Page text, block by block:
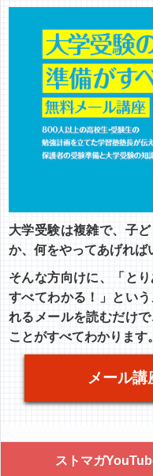
大学受験は複雑で、子
か、何をやってあげれ
そんな方向けに、「と
すべてわかる！」とい
れるメールを読むだけ
ことがすべてわかります。
メール講
ストマガ